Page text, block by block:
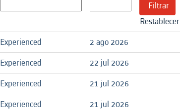
Restablecer
Experienced
2 ago 2026
Experienced
22 jul 2026
Experienced
21 jul 2026
Experienced 21 jul 2026